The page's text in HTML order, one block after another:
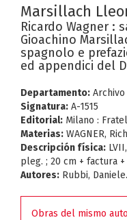
Marsillach
Ricardo Wagner :
Gioachino
spagnolo e
ed appendici del
Departamento:
Signatura: A-1515
Editorial: Milano :
Materias: WAGNER,
Descripción física:
pleg. ; 20 cm + factura
Autores: Rubbi,
Obras del mismo